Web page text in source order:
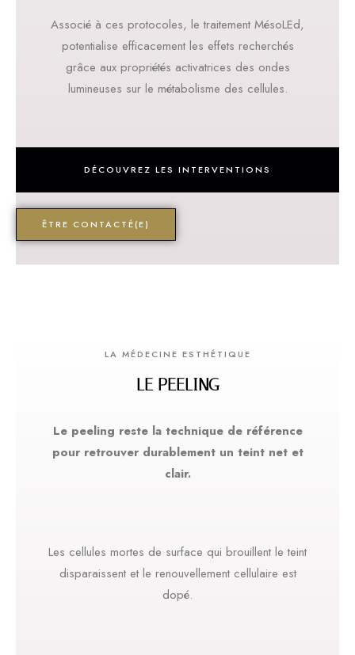
Associé à ces protocoles, le traitement MésoLEd,
potentialise efficacement les effets recherchés
grâce aux propriétés activatrices des ondes
lumineuses sur le métabolisme des cellules.
DÉCOUVREZ LES INTERVENTIONS
ÊTRE CONTACTÉ(E)
LA MÉDECINE ESTHÉTIQUE
LE PEELING
Le peeling reste la technique de référence
pour retrouver durablement un teint net et
clair.
Les cellules mortes de surface qui brouillent le teint
disparaissent et le renouvellement cellulaire est
dopé.